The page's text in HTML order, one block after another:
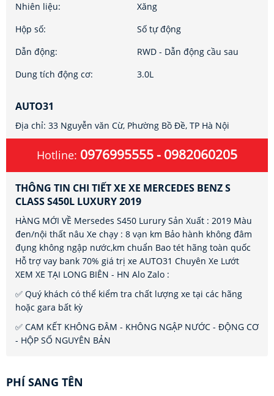
Nhiên liệu:
Xăng
Hộp số:
Số tự động
Dẫn động:
RWD - Dẫn động cầu sau
Dung tích động cơ:
3.0L
AUTO31
Địa chỉ: 33 Nguyễn văn Cừ, Phường Bồ Đề, TP Hà Nội
Hotline: 0976995555 - 0982060205
THÔNG TIN CHI TIẾT XE XE MERCEDES BENZ S
CLASS S450L LUXURY 2019
HÀNG MỚI VỀ Mersedes S450 Lurury Sản Xuất : 2019 Màu
đen/nội thất nâu Xe chạy : 8 vạn km Bảo hành không đâm
đụng không ngập nước,km chuẩn Bao tét hãng toàn quốc
Hỗ trợ vay bank 70% giá trị xe AUTO31 Chuyên Xe Lướt
XEM XE TẠI LONG BIÊN - HN Alo Zalo :
✅ Quý khách có thể kiểm tra chất lượng xe tại các hãng
hoặc gara bất kỳ
✅ CAM KẾT KHÔNG ĐÂM - KHÔNG NGẬP NƯỚC - ĐỘNG CƠ
- HỘP SỐ NGUYÊN BẢN
PHÍ SANG TÊN